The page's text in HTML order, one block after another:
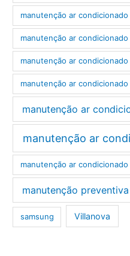
manutenção ar
manutenção ar condicionado
manutenção ar
manutenção ar condicionado
manutenção ar
manutenção ar
manutenção ar
manutenção
samsung Villanova